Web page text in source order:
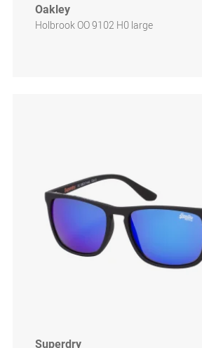
Oakley
Holbrook OO 9102 H0 large
Superdry